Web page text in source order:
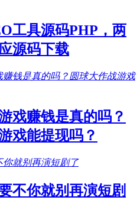
工具源码PHP，两
源码下载
戏赚钱是真的吗？
戏能提现吗？
不你就别再演短剧